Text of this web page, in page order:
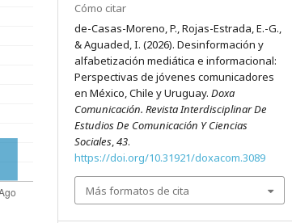
Cómo citar
de-Casas-Moreno, P., Rojas-Estrada, E.-G.,
& Aguaded, I. (2026). Desinformación y
alfabetización mediática e informacional:
Perspectivas de jóvenes comunicadores
en México, Chile y Uruguay.Doxa
Comunicación. Revista Interdisciplinar De
Estudios De Comunicación Y Ciencias
Sociales,43.
https://doi.org/10.31921/doxacom.3089
Más formatos de cita